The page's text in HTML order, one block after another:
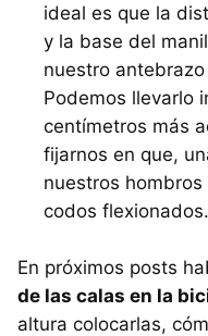
ideal es que la
y la base del
nuestro
Podemos llevarlo
centímetros más
fijarnos en que,
nuestros
codos flexionados.
En próximos posts
de las calas en la
altura colocarlas,